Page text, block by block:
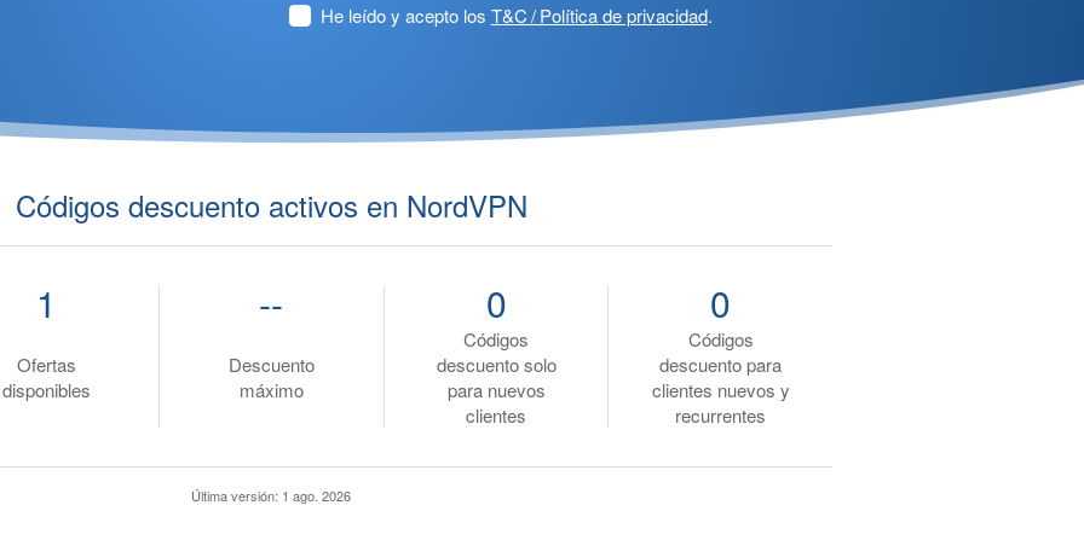
He leído y acepto los T&C / Política de privacidad.
Códigos descuento activos en NordVPN
Ofertas
disponibles
1
Descuento
máximo
--
Códigos
descuento solo
para nuevos
clientes
0
Códigos
descuento para
clientes nuevos y
recurrentes
0
Última versión: 1 ago. 2026